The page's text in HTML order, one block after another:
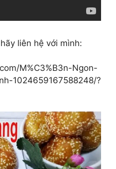
liên hệ với mình:
M%C3%B3n-Ngon-
1024659167588248/?